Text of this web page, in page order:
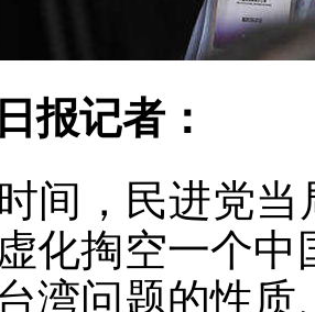
报记者：
间，民进党当
化掏空一个
湾问题的性